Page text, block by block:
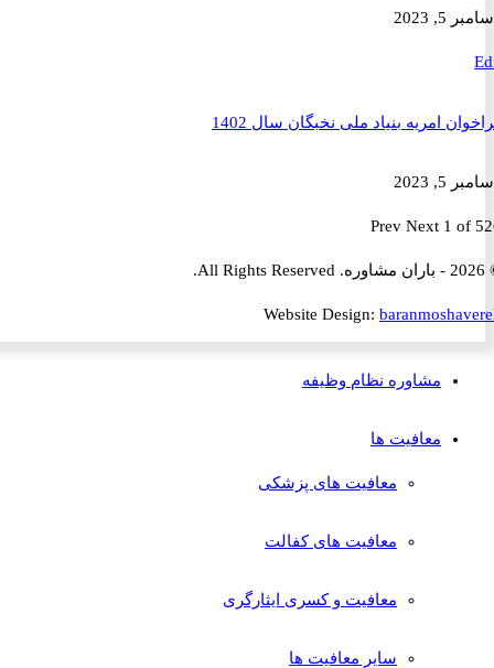
امریه بنیاد ملی نخبگان سال 1402
PrevNext 1
Website Design:
مشاوره نظام وظیفه
معافیت ها
معافیت های پزشکی
معافیت های کفالت
معافیت و کسری ایثارگری
سایر معافیت ها